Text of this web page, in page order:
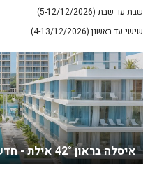
שבת עד שבת (5-12/12/2026)
שישי עד ראשון (4-13/12/2026)
איסלה בראון 42° אילת - חדש !!!